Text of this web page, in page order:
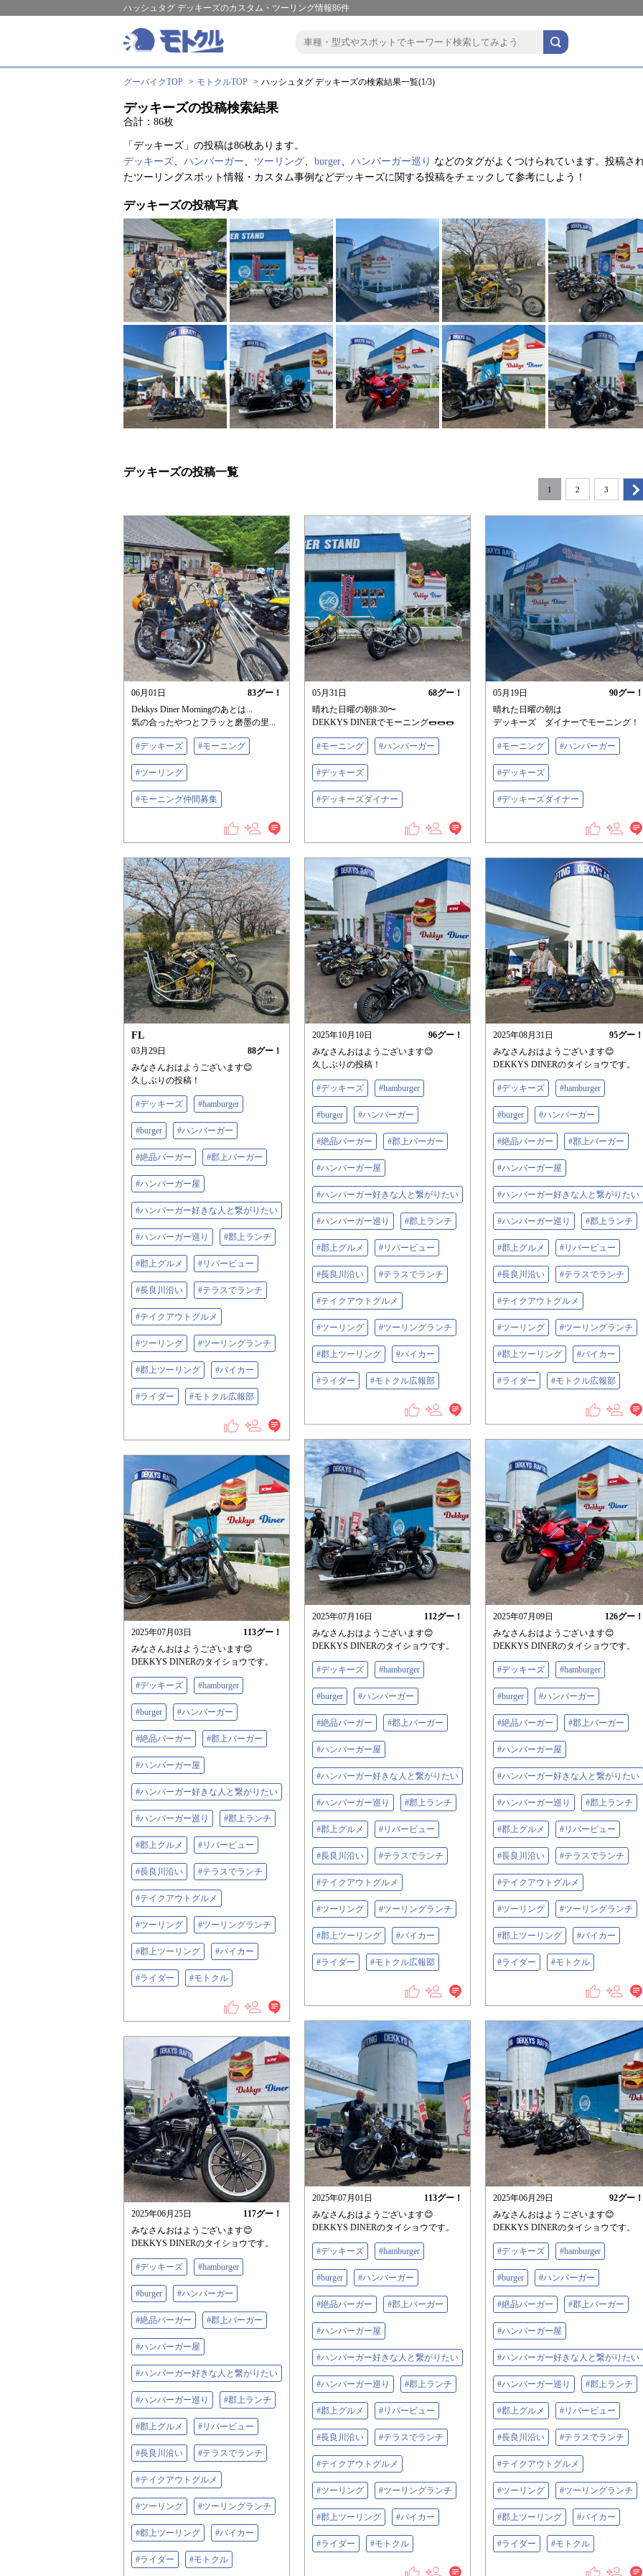
ハッシュタグ デッキーズのカスタム・ツーリング情報86件
グーバイクTOP モトクルTOP ハッシュタグ デッキーズの検索結果一覧(1/3)
デッキーズの投稿検索結果
合計：86枚
「デッキーズ」の投稿は86枚あります。
デッキーズ、 ハンバーガー、 ツーリング、 burger、 ハンバーガー巡り などのタグがよくつけられています。投稿さ
たツーリングスポット情報・カスタム事例などデッキーズに関する投稿をチェックして参考にしよう！
デッキーズの投稿写真
デッキーズの投稿一覧
1 2 3
06月01日 83グー！
Dekkys Diner Morningのあとは...
気の合ったやつとフラッと磨墨の里...
#デッキーズ #モーニング
#ツーリング
#モーニング仲間募集
05月31日 68グー！
晴れた日曜の朝8:30〜
DEKKYS DINERでモーニング🌭🌭🌭
#モーニング #ハンバーガー
#デッキーズ
#デッキーズダイナー
05月19日 90グー！
晴れた日曜の朝は
デッキーズ ダイナーでモーニング！
#モーニング #ハンバーガー
#デッキーズ
#デッキーズダイナー
FL
03月29日 88グー！
みなさんおはようございます😊
久しぶりの投稿！
#デッキーズ #hamburger
#burger #ハンバーガー
#絶品バーガー #郡上バーガー
#ハンバーガー屋
#ハンバーガー好きな人と繋がりたい
#ハンバーガー巡り #郡上ランチ
#郡上グルメ #リバービュー
#長良川沿い #テラスでランチ
#テイクアウトグルメ
#ツーリング #ツーリングランチ
#郡上ツーリング #バイカー
#ライダー #モトクル広報部
2025年10月10日 96グー！
みなさんおはようございます😊
久しぶりの投稿！
#デッキーズ #hamburger
#burger #ハンバーガー
#絶品バーガー #郡上バーガー
#ハンバーガー屋
#ハンバーガー好きな人と繋がりたい
#ハンバーガー巡り #郡上ランチ
#郡上グルメ #リバービュー
#長良川沿い #テラスでランチ
#テイクアウトグルメ
#ツーリング #ツーリングランチ
#郡上ツーリング #バイカー
#ライダー #モトクル広報部
2025年08月31日 95グー！
みなさんおはようございます😊
DEKKYS DINERのタイショウです。
#デッキーズ #hamburger
#burger #ハンバーガー
#絶品バーガー #郡上バーガー
#ハンバーガー屋
#ハンバーガー好きな人と繋がりたい
#ハンバーガー巡り #郡上ランチ
#郡上グルメ #リバービュー
#長良川沿い #テラスでランチ
#テイクアウトグルメ
#ツーリング #ツーリングランチ
#郡上ツーリング #バイカー
#ライダー #モトクル広報部
2025年07月16日 112グー！
みなさんおはようございます😊
DEKKYS DINERのタイショウです。
#デッキーズ #hamburger
#burger #ハンバーガー
#絶品バーガー #郡上バーガー
#ハンバーガー屋
#ハンバーガー好きな人と繋がりたい
#ハンバーガー巡り #郡上ランチ
#郡上グルメ #リバービュー
#長良川沿い #テラスでランチ
#テイクアウトグルメ
#ツーリング #ツーリングランチ
#郡上ツーリング #バイカー
#ライダー #モトクル広報部
2025年07月09日 126グー！
みなさんおはようございます😊
DEKKYS DINERのタイショウです。
#デッキーズ #hamburger
#burger #ハンバーガー
#絶品バーガー #郡上バーガー
#ハンバーガー屋
#ハンバーガー好きな人と繋がりたい
#ハンバーガー巡り #郡上ランチ
#郡上グルメ #リバービュー
#長良川沿い #テラスでランチ
#テイクアウトグルメ
#ツーリング #ツーリングランチ
#郡上ツーリング #バイカー
#ライダー #モトクル
2025年07月03日 113グー！
みなさんおはようございます😊
DEKKYS DINERのタイショウです。
#デッキーズ #hamburger
#burger #ハンバーガー
#絶品バーガー #郡上バーガー
#ハンバーガー屋
#ハンバーガー好きな人と繋がりたい
#ハンバーガー巡り #郡上ランチ
#郡上グルメ #リバービュー
#長良川沿い #テラスでランチ
#テイクアウトグルメ
#ツーリング #ツーリングランチ
#郡上ツーリング #バイカー
#ライダー #モトクル
2025年07月01日 113グー！
みなさんおはようございます😊
DEKKYS DINERのタイショウです。
#デッキーズ #hamburger
#burger #ハンバーガー
#絶品バーガー #郡上バーガー
#ハンバーガー屋
#ハンバーガー好きな人と繋がりたい
#ハンバーガー巡り #郡上ランチ
#郡上グルメ #リバービュー
#長良川沿い #テラスでランチ
#テイクアウトグルメ
#ツーリング #ツーリングランチ
#郡上ツーリング #バイカー
#ライダー #モトクル
2025年06月29日 92グー！
みなさんおはようございます😊
DEKKYS DINERのタイショウです。
#デッキーズ #hamburger
#burger #ハンバーガー
#絶品バーガー #郡上バーガー
#ハンバーガー屋
#ハンバーガー好きな人と繋がりたい
#ハンバーガー巡り #郡上ランチ
#郡上グルメ #リバービュー
#長良川沿い #テラスでランチ
#テイクアウトグルメ
#ツーリング #ツーリングランチ
#郡上ツーリング #バイカー
#ライダー #モトクル
2025年06月25日 117グー！
みなさんおはようございます😊
DEKKYS DINERのタイショウです。
#デッキーズ #hamburger
#burger #ハンバーガー
#絶品バーガー #郡上バーガー
#ハンバーガー屋
#ハンバーガー好きな人と繋がりたい
#ハンバーガー巡り #郡上ランチ
#郡上グルメ #リバービュー
#長良川沿い #テラスでランチ
#テイクアウトグルメ
#ツーリング #ツーリングランチ
#郡上ツーリング #バイカー
#ライダー #モトクル